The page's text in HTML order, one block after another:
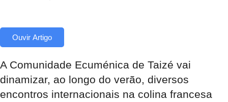
Ouvir Artigo
A Comunidade Ecuménica de Taizé vai
dinamizar, ao longo do verão, diversos
encontros internacionais na colina francesa